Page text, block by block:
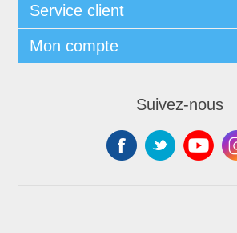
Service client
Mon compte
Suivez-nous